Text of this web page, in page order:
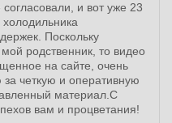
и вот уже 23
Поскольку
родственник, то видео
на сайте, очень
четкую и оперативную
материал.С
вам и процветания!